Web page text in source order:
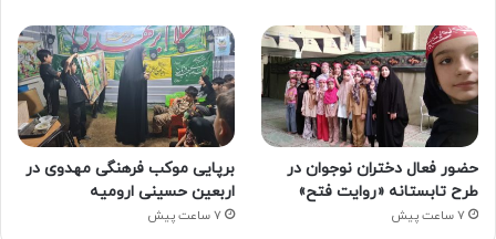
حضور فعال دختران نوجوان در
طرح تابستانه «روایت فتح»
7 ساعت پیش
برپایی موکب فرهنگی مهدوی در
اربعین حسینی ارومیه
7 ساعت پیش